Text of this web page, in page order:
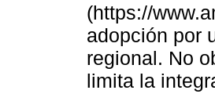
(https://
adopción por
regional. No
limita la